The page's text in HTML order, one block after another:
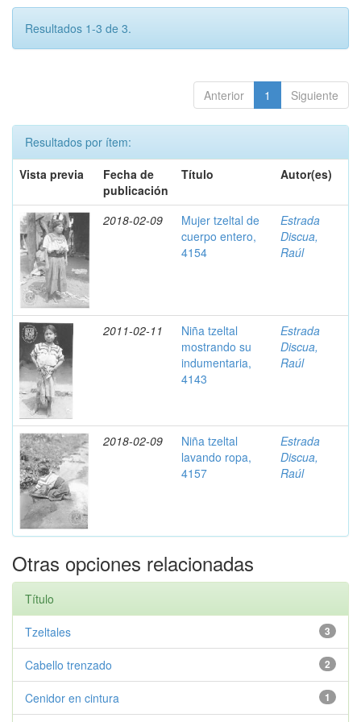
Resultados 1-3 de 3.
Anterior 1 Siguiente
Resultados por ítem:
Vista previa
Fecha de
publicación
Título Autor(es)
2018-02-09
Mujer tzeltal de
cuerpo entero,
4154
Estrada
Discua,
Raúl
2011-02-11
Niña tzeltal
mostrando su
indumentaria,
4143
Estrada
Discua,
Raúl
2018-02-09
Niña tzeltal
lavando ropa,
4157
Estrada
Discua,
Raúl
Otras opciones relacionadas
Título
3
Tzeltales
2
Cabello trenzado
1
Cenidor en cintura